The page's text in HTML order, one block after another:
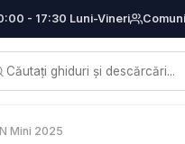
- 17:30 Luni-Vineri
Mini 2025